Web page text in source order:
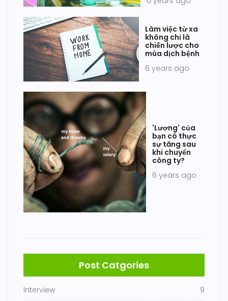
Làm việc từ xa
không chỉ là
chiến lược cho
mùa dịch bệnh
6 years ago
'Lương' của
bạn có thực
sự tăng sau
khi chuyển
công ty?
6 years ago
Post Catgories
Interview 9